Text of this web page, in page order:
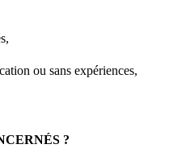
ou sans expériences,
?